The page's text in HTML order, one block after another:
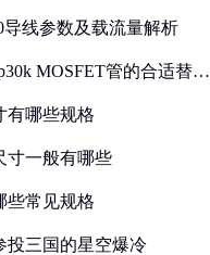
导线参数及载流量解析
MOSFET管的合适替代
有哪些规格
寸一般有哪些
些常见规格
投三国的星空爆冷